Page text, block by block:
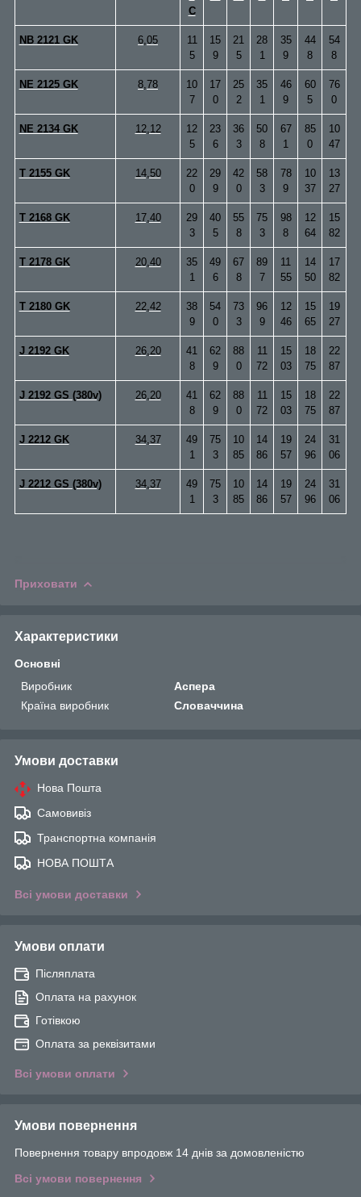
C
NB 2121 GK 6,05
11
5
15
9
21
5
28
1
35
9
44
8
54
8
NE 2125 GK 8,78
10
7
17
0
25
2
35
1
46
9
60
5
76
0
NE 2134 GK 12,12
12
5
23
6
36
3
50
8
67
1
85
0
10
47
T 2155 GK 14,50
22
0
29
9
42
0
58
3
78
9
10
37
13
27
T 2168 GK 17,40
29
3
40
5
55
8
75
3
98
8
12
64
15
82
T 2178 GK 20,40
35
1
49
6
67
8
89
7
11
55
14
50
17
82
T 2180 GK 22,42
38
9
54
0
73
3
96
9
12
46
15
65
19
27
J 2192 GK 26,20
41
8
62
9
88
0
11
72
15
03
18
75
22
87
J 2192 GS (380v) 26,20
41
8
62
9
88
0
11
72
15
03
18
75
22
87
J 2212 GK 34,37
49
1
75
3
10
85
14
86
19
57
24
96
31
06
J 2212 GS (380v) 34,37
49
1
75
3
10
85
14
86
19
57
24
96
31
06
Приховати
Характеристики
Основні
Виробник
Аспера
Країна виробник
Словаччина
Умови доставки
Нова Пошта
Самовивіз
Транспортна компанія
НОВА ПОШТА
Всі умови доставки
Умови оплати
Післяплата
Оплата на рахунок
Готівкою
Оплата за реквізитами
Всі умови оплати
Умови повернення
Повернення товару впродовж 14 днів за домовленістю
Всі умови повернення